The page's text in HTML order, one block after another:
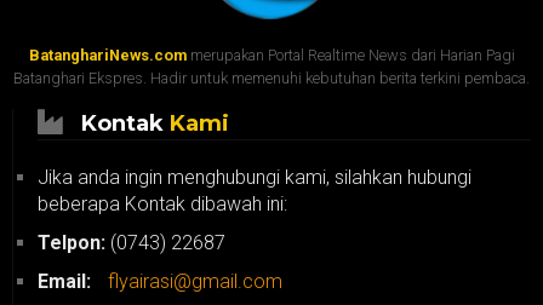
BatanghariNews.commerupakan Portal Realtime News dari Harian Pagi
Batanghari Ekspres. Hadir untuk memenuhi kebutuhan berita terkini pembaca.
Kontak Kami
Jika anda ingin menghubungi kami, silahkan hubungi
beberapa Kontak dibawah ini:
Telpon: (0743) 22687
Email:
flyairasi@gmail.com